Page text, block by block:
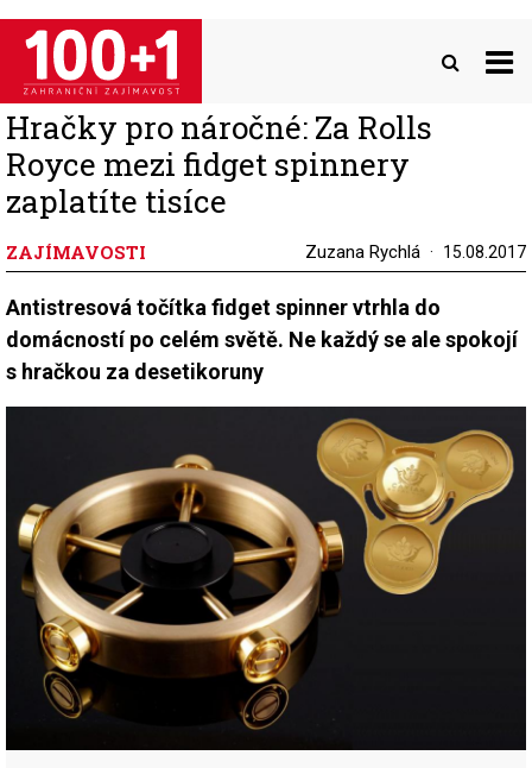
Přejít
hlavnímu
obsahu
Hračky pro náročné: Za Rolls
Royce mezi fidget spinnery
zaplatíte tisíce
ZAJÍMAVOSTI Zuzana Rychlá 15.08.2017
Antistresová točítka fidget spinner vtrhla do
domácností po celém světě. Ne každý se ale spokojí
s hračkou za desetikoruny